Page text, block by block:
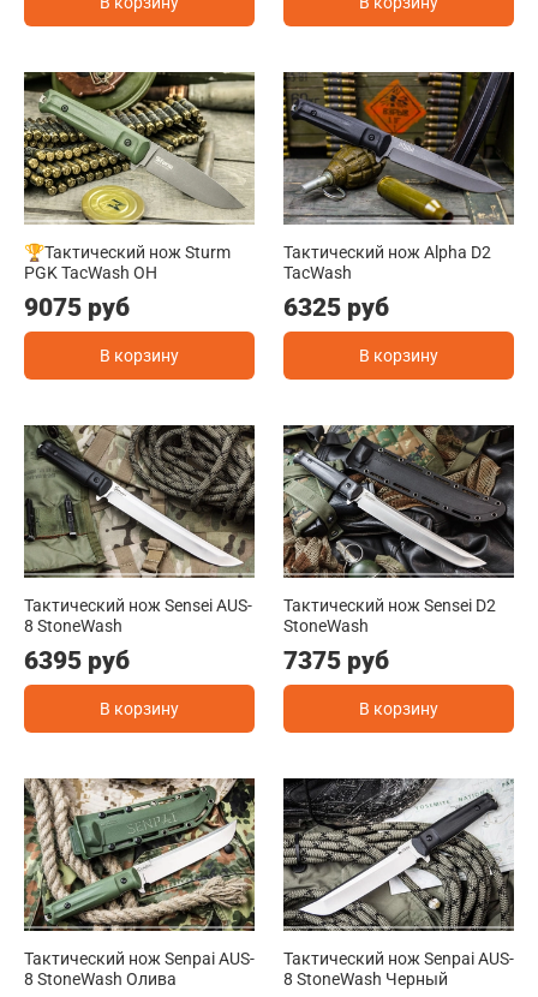
🏆Тактический нож Sturm
PGK TacWash OH
9075 руб
В корзину
Тактический нож Alpha D2
TacWash
6325 руб
В корзину
Тактический нож Sensei AUS-
8 StoneWash
6395 руб
В корзину
Тактический нож Sensei D2
StoneWash
7375 руб
В корзину
Тактический нож Senpai AUS-
8 StoneWash Олива
Тактический нож Senpai AUS-
8 StoneWash Черный